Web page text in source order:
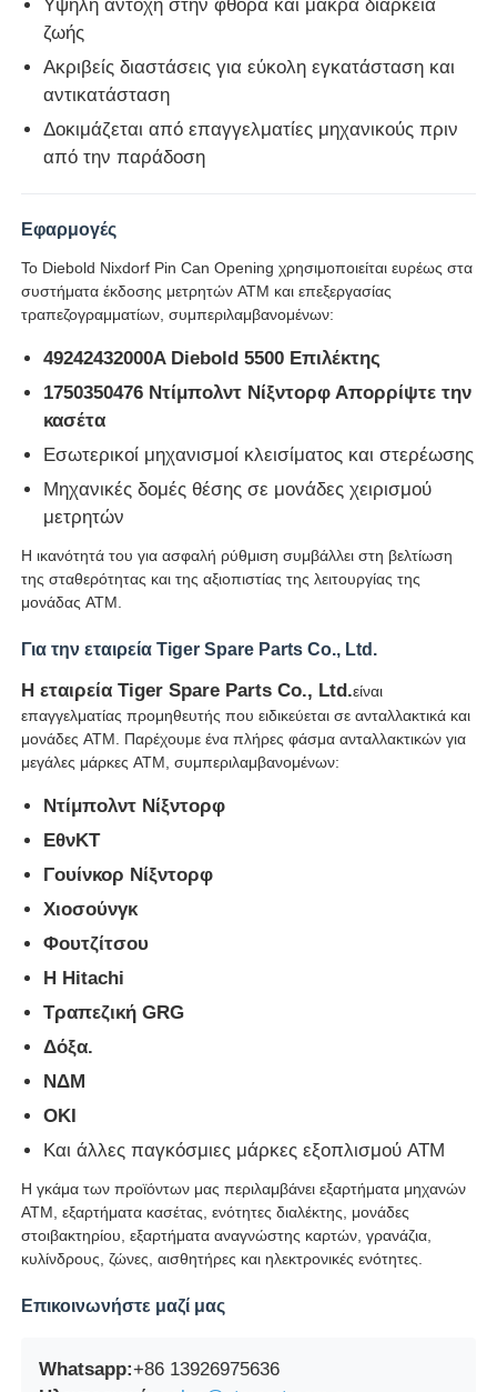
Τμήματα ΑΤΜ OKI
Bill Acceptor
μετρητής λογαριασμών
μηχάνημα POS
Ανταλλακτικά ATM
Μηχάνημα ΑΤΜ
Ανακυκλωτής νομισμάτων
Υψηλή αντοχή στην φθορά και μακρά διάρκεια
ζωής
Ακριβείς διαστάσεις για εύκολη εγκατάσταση και
αντικατάσταση
Δοκιμάζεται από επαγγελματίες μηχανικούς πριν
από την παράδοση
Εφαρμογές
Το Diebold Nixdorf Pin Can Opening χρησιμοποιείται ευρέως στα
συστήματα έκδοσης μετρητών ATM και επεξεργασίας
τραπεζογραμματίων, συμπεριλαμβανομένων:
49242432000A Diebold 5500 Επιλέκτης
1750350476 Ντίμπολντ Νίξντορφ Απορρίψτε την
κασέτα
Εσωτερικοί μηχανισμοί κλεισίματος και στερέωσης
Μηχανικές δομές θέσης σε μονάδες χειρισμού
μετρητών
Η ικανότητά του για ασφαλή ρύθμιση συμβάλλει στη βελτίωση
της σταθερότητας και της αξιοπιστίας της λειτουργίας της
μονάδας ATM.
Για την εταιρεία Tiger Spare Parts Co., Ltd.
Η εταιρεία Tiger Spare Parts Co., Ltd.είναι
επαγγελματίας προμηθευτής που ειδικεύεται σε ανταλλακτικά και
μονάδες ATM. Παρέχουμε ένα πλήρες φάσμα ανταλλακτικών για
μεγάλες μάρκες ATM, συμπεριλαμβανομένων:
Ντίμπολντ Νίξντορφ
ΕθνΚΤ
Γουίνκορ Νίξντορφ
Χιοσούνγκ
Φουτζίτσου
Η Hitachi
Τραπεζική GRG
Δόξα.
ΝΔΜ
ΟΚΙ
Και άλλες παγκόσμιες μάρκες εξοπλισμού ATM
Η γκάμα των προϊόντων μας περιλαμβάνει εξαρτήματα μηχανών
ATM, εξαρτήματα κασέτας, ενότητες διαλέκτης, μονάδες
στοιβακτηρίου, εξαρτήματα αναγνώστης καρτών, γρανάζια,
κυλίνδρους, ζώνες, αισθητήρες και ηλεκτρονικές ενότητες.
Επικοινωνήστε μαζί μας
Whatsapp:+86 13926975636